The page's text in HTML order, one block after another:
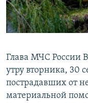
ELIFBE
УКРАИНСКАЯ
Глава МЧС России
утру вторника, 30
пострадавших от
материальной